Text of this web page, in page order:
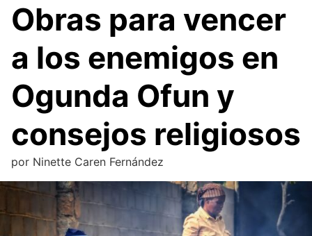
Obras para vencer
a los enemigos en
Ogunda Ofun y
consejos religiosos
por Ninette Caren Fernández